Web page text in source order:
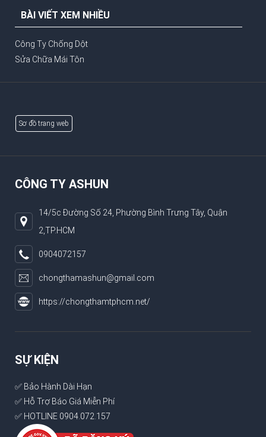
BÀI VIẾT XEM NHIỀU
Công Ty Chống Dột
Sửa Chữa Mái Tôn
Sơ đồ trang web
CÔNG TY ASHUN
14/5c Đường Số 24, Phường Bình Trưng Tây, Quận
2,TP.HCM
0904072157
chongthamashun@gmail.com
https://chongthamtphcm.net/
SỰ KIỆN
✅ Bảo Hành Dài Hạn
✅ Hỗ Trợ Báo Giá Miễn Phí
✅ HOTLINE 0904.072.157